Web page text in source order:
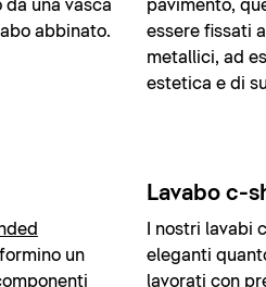
da una vasca
abbinato.
pavimento,
essere fissati
metallici, ad
estetica e di
un
Lavabo c-
I nostri lavabi
eleganti
lavorati con